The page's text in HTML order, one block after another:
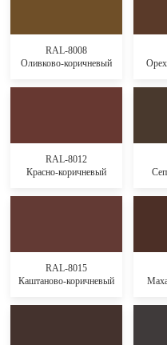
RAL-8008
Оливково-коричневый
RAL-8012
Красно-коричневый
RAL-8015
Каштаново-коричневый